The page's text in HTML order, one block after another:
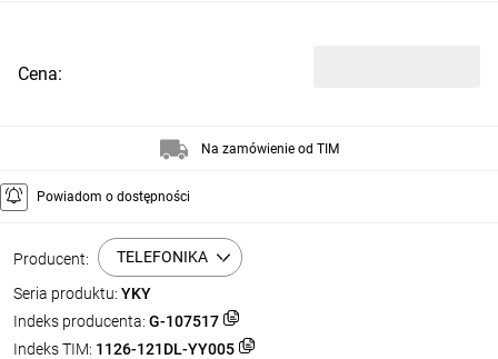
Producent: TELEFONIKA
Seria produktu: YKY
Indeks producenta: G-107517
Indeks TIM: 1126-121DL-YY005
Cena:
Na zamówienie od TIM
Powiadom o dostępności